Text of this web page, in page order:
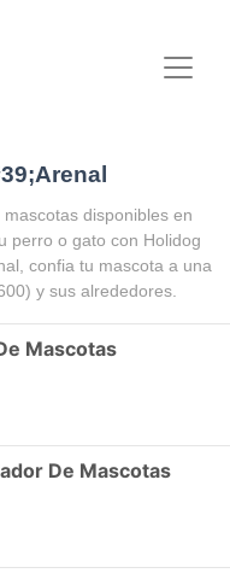
disponibles en
perro o gato con Holidog
confia tu mascota a una
y sus alrededores.
Mascotas
De Mascotas